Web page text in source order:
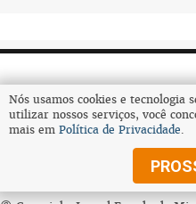
Nós usamos cookies e tecnologia
utilizar nossos serviços, você
mais em Política de Privacidade.